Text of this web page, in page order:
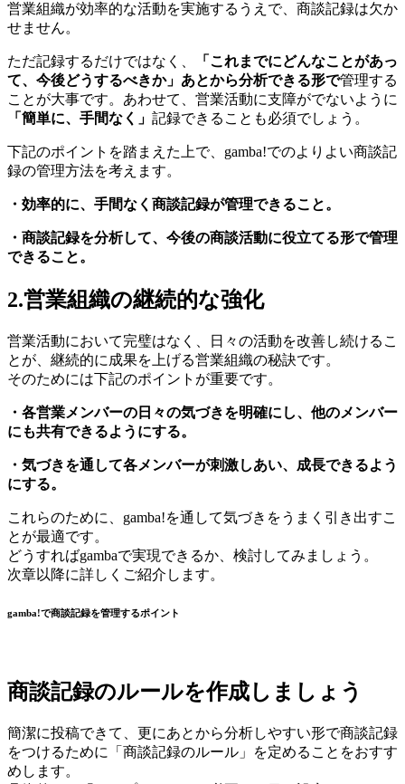
営業組織が効率的な活動を実施するうえで、商談記録は欠か
せません。
ただ記録するだけではなく、
「これまでにどんなことがあっ
て、今後どうするべきか」あとから分析できる形で管理する
ことが大事です。あわせて、営業活動に支障がでないように
「簡単に、手間なく」 記録できることも必須でしょう。
下記のポイントを踏まえた上で、gamba!でのよりよい商談記
録の管理方法を考えます。
・効率的に、手間なく商談記録が管理できること。
・商談記録を分析して、今後の商談活動に役立てる形で管理
できること。
2.営業組織の継続的な強化
営業活動において完璧はなく、日々の活動を改善し続けるこ
とが、継続的に成果を上げる営業組織の秘訣です。
そのためには下記のポイントが重要です。
・各営業メンバーの日々の気づきを明確にし、他のメンバー
にも共有できるようにする。
・気づきを通して各メンバーが刺激しあい、成長できるよう
にする。
これらのために、gamba!を通して気づきをうまく引き出すこ
とが最適です。
どうすればgambaで実現できるか、検討してみましょう。
次章以降に詳しくご紹介します。
gamba!で商談記録を管理するポイント
商談記録のルールを作成しましょう
簡潔に投稿できて、更にあとから分析しやすい形で商談記録
をつけるために「商談記録のルール」を定めることをおすす
めします。